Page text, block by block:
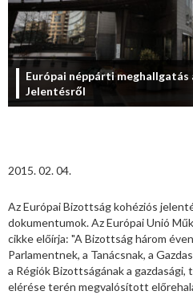
Európai néppárti
Jelentésről
2015. 02. 04.
Az Európai Bizottság kohéziós
dokumentumok. Az Európai Unió
cikke előírja: "A Bizottság három
Parlamentnek, a Tanácsnak, a
a Régiók Bizottságának a
elérése terén megvalósított